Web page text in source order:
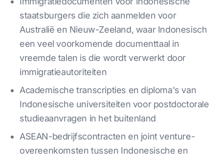
staatsburgers die zich aanmelden voor
Australië en Nieuw-Zeeland, waar Indonesisch
een veel voorkomende documenttaal in
vreemde talen is die wordt verwerkt door
immigratieautoriteiten
Academische transcripties en diploma's van
Indonesische universiteiten voor postdoctorale
studieaanvragen in het buitenland
ASEAN-bedrijfscontracten en joint venture-
overeenkomsten tussen Indonesische en